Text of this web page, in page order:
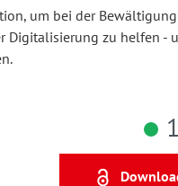
um bei der Bewältigung
Digitalisierung zu helfen -